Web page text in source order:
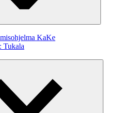
KaKe
Tukala